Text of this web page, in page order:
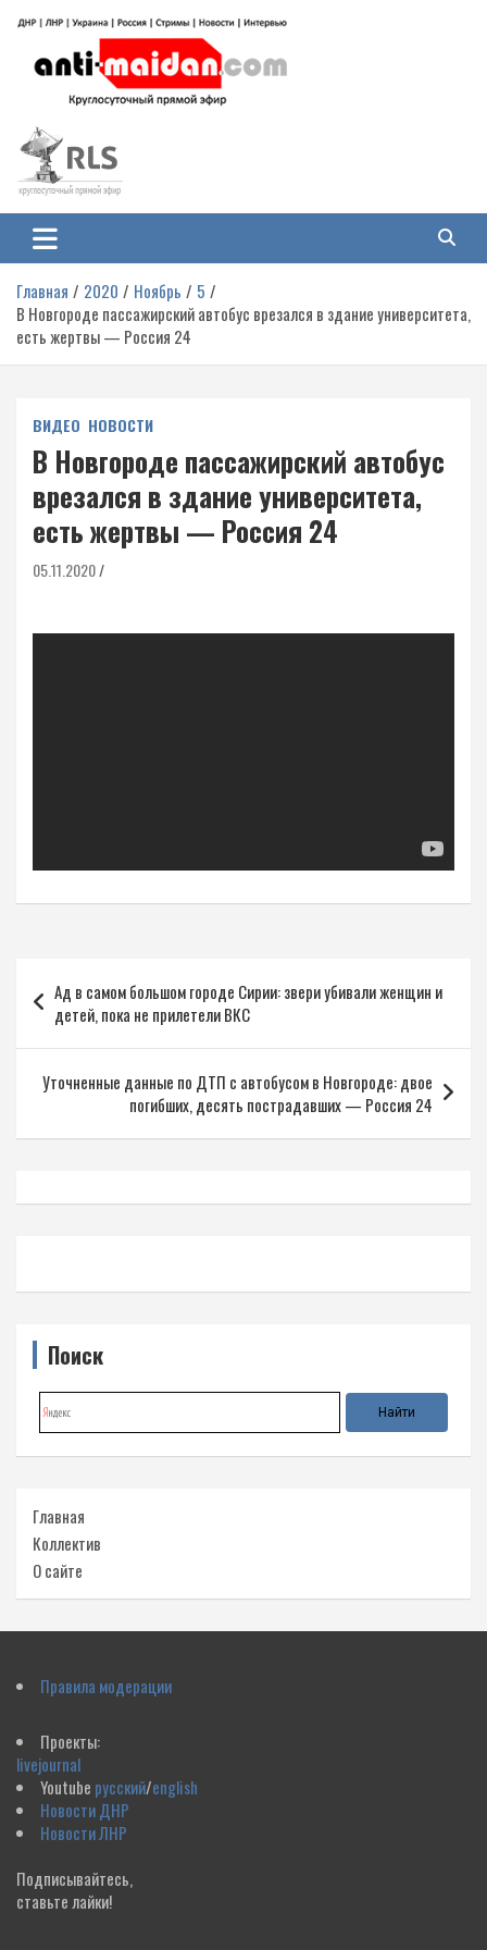
содержимому
Антимайдан: Гражданская война
на Украине
гражданской войне на Украине, включая события в Новороссии, ДНР,
ЛНР и других регионах.
Главная 2020 Ноябрь
5
В Новгороде пассажирский автобус врезался в здание университета,
есть жертвы — Россия 24
ВИДЕО НОВОСТИ
В Новгороде пассажирский автобус
врезался в здание университета,
есть жертвы — Россия 24
05.11.2020
по
записям
Ад в самом большом городе Сирии: звери убивали женщин и
детей, пока не прилетели ВКС
Уточненные данные по ДТП с автобусом в Новгороде: двое
погибших, десять пострадавших — Россия 24
Поиск
Главная
Коллектив
О сайте
Правила модерации
Проекты:
livejournal
Youtube русский/english
Новости ДНР
Новости ЛНР
Подписывайтесь,
ставьте лайки!